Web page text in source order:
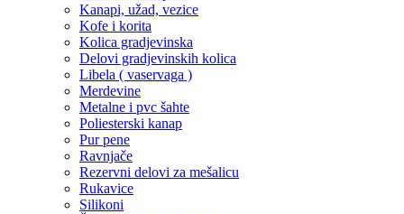
Kanapi, užad, vezice
Kofe i korita
Kolica gradjevinska
Delovi gradjevinskih kolica
Libela ( vaservaga )
Merdevine
Metalne i pvc šahte
Poliesterski kanap
Pur pene
Ravnjače
Rezervni delovi za mešalicu
Rukavice
Silikoni